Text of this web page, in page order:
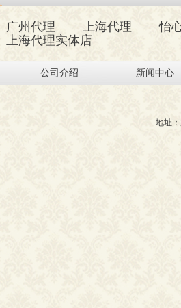
广州代理 上海代理
怡
上海代理实体店
公司介绍 新闻中心
地址